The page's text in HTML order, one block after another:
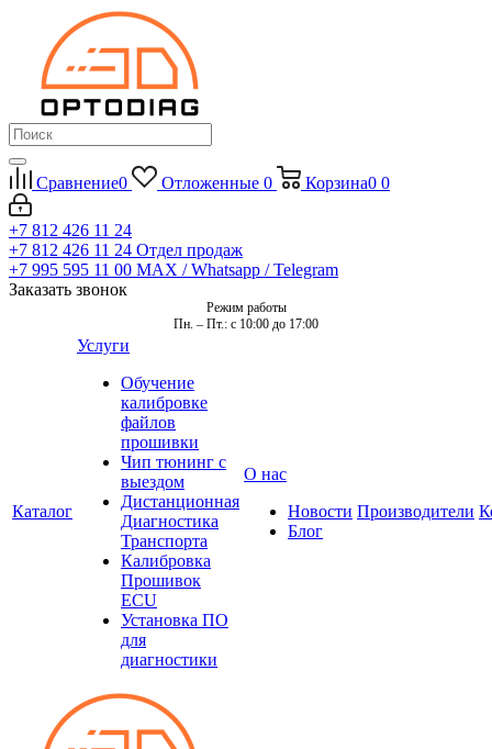
Сравнение0 Отложенные 0 Корзина0 0
+7 812 426 11 24
+7 812 426 11 24 Отдел продаж
+7 995 595 11 00 MAX / Whatsapp / Telegram
Заказать звонок
Режим работы
Пн. – Пт.: с 10:00 до 17:00
Каталог
Услуги
Обучение
калибровке
файлов
прошивки
Чип тюнинг с
выездом
Дистанционная
Диагностика
Транспорта
Калибровка
Прошивок
ECU
Установка ПО
для
диагностики
О нас
Новости
Блог
Производители